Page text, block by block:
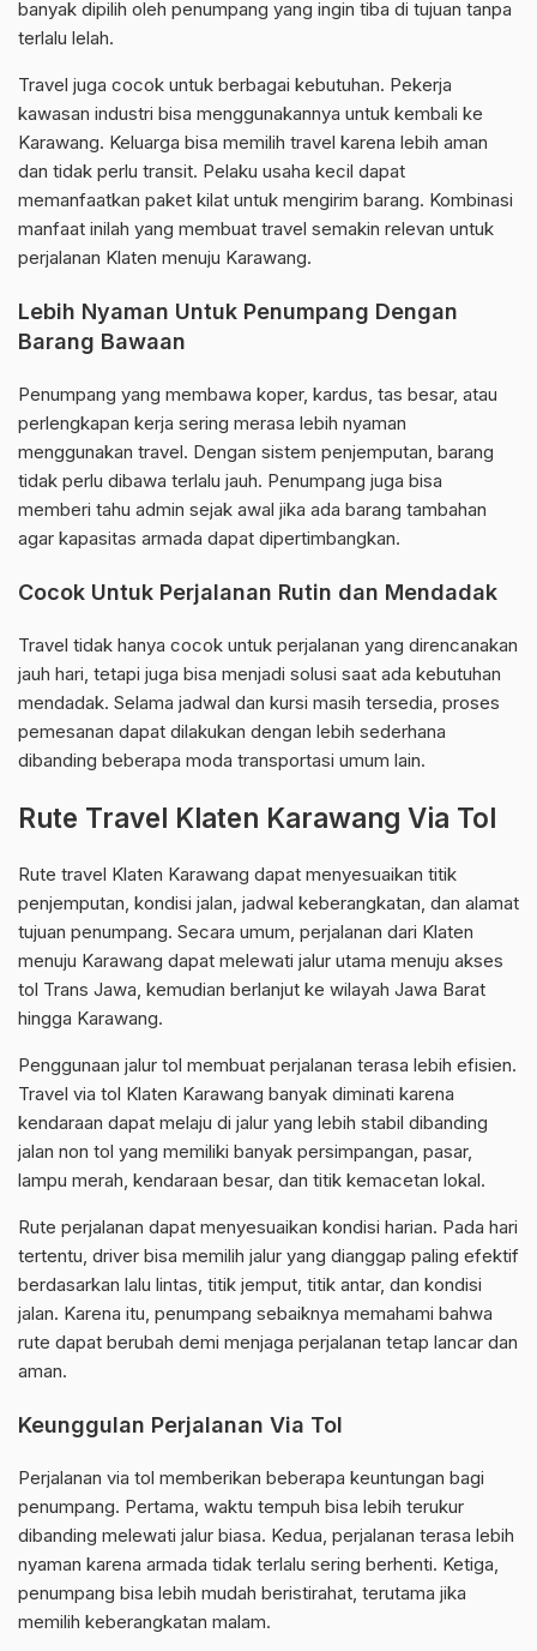
banyak dipilih oleh penumpang yang ingin tiba di tujuan tanpa
terlalu lelah.
Travel juga cocok untuk berbagai kebutuhan. Pekerja
kawasan industri bisa menggunakannya untuk kembali ke
Karawang. Keluarga bisa memilih travel karena lebih aman
dan tidak perlu transit. Pelaku usaha kecil dapat
memanfaatkan paket kilat untuk mengirim barang. Kombinasi
manfaat inilah yang membuat travel semakin relevan untuk
perjalanan Klaten menuju Karawang.
Lebih Nyaman Untuk Penumpang Dengan
Barang Bawaan
Penumpang yang membawa koper, kardus, tas besar, atau
perlengkapan kerja sering merasa lebih nyaman
menggunakan travel. Dengan sistem penjemputan, barang
tidak perlu dibawa terlalu jauh. Penumpang juga bisa
memberi tahu admin sejak awal jika ada barang tambahan
agar kapasitas armada dapat dipertimbangkan.
Cocok Untuk Perjalanan Rutin dan Mendadak
Travel tidak hanya cocok untuk perjalanan yang direncanakan
jauh hari, tetapi juga bisa menjadi solusi saat ada kebutuhan
mendadak. Selama jadwal dan kursi masih tersedia, proses
pemesanan dapat dilakukan dengan lebih sederhana
dibanding beberapa moda transportasi umum lain.
Rute Travel Klaten Karawang Via Tol
Rute travel Klaten Karawang dapat menyesuaikan titik
penjemputan, kondisi jalan, jadwal keberangkatan, dan alamat
tujuan penumpang. Secara umum, perjalanan dari Klaten
menuju Karawang dapat melewati jalur utama menuju akses
tol Trans Jawa, kemudian berlanjut ke wilayah Jawa Barat
hingga Karawang.
Penggunaan jalur tol membuat perjalanan terasa lebih efisien.
Travel via tol Klaten Karawang banyak diminati karena
kendaraan dapat melaju di jalur yang lebih stabil dibanding
jalan non tol yang memiliki banyak persimpangan, pasar,
lampu merah, kendaraan besar, dan titik kemacetan lokal.
Rute perjalanan dapat menyesuaikan kondisi harian. Pada hari
tertentu, driver bisa memilih jalur yang dianggap paling efektif
berdasarkan lalu lintas, titik jemput, titik antar, dan kondisi
jalan. Karena itu, penumpang sebaiknya memahami bahwa
rute dapat berubah demi menjaga perjalanan tetap lancar dan
aman.
Keunggulan Perjalanan Via Tol
Perjalanan via tol memberikan beberapa keuntungan bagi
penumpang. Pertama, waktu tempuh bisa lebih terukur
dibanding melewati jalur biasa. Kedua, perjalanan terasa lebih
nyaman karena armada tidak terlalu sering berhenti. Ketiga,
penumpang bisa lebih mudah beristirahat, terutama jika
memilih keberangkatan malam.